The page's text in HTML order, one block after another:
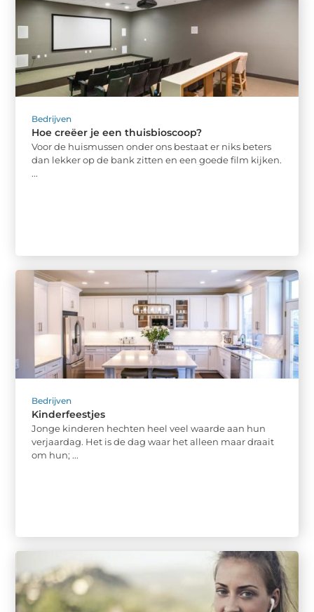
Bedrijven
Hoe creëer je een thuisbioscoop?
Voor de huismussen onder ons bestaat er niks beters
dan lekker op de bank zitten en een goede film kijken.
...
Bedrijven
Kinderfeestjes
Jonge kinderen hechten heel veel waarde aan hun
verjaardag. Het is de dag waar het alleen maar draait
om hun; ...